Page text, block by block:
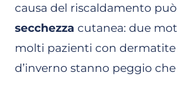
causa del riscaldamento
secchezza cutanea: due
molti pazienti con dermatite
d’inverno stanno peggio che